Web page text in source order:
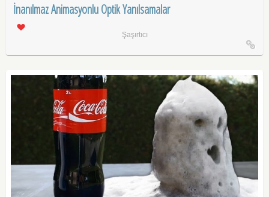
İnanılmaz Animasyonlu Optik Yanılsamalar
Şaşırtıcı